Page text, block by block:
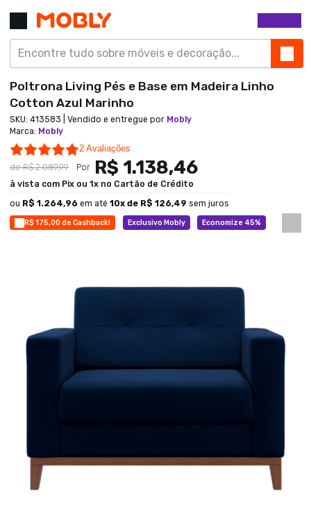
R$ 175,00 de Cashback! Exclusivo Mobly Economize 45%
Poltrona Living Pés e Base em Madeira Linho
Cotton Azul Marinho
SKU: 413583 | Vendido e entregue por Mobly
Marca: Mobly
5.0 star rating
2 Avaliações
deR$ 2.089,99 Por R$ 1.138,46
à vista com Pix ou 1x no Cartão de Crédito
ou R$ 1.264,96 em até 10x de R$ 126,49 sem juros